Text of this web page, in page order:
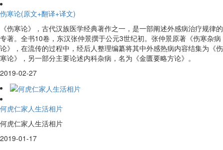
伤寒论(原文+翻译+译文)
《伤寒论》，古代汉族医学经典著作之一，是一部阐述外感病治疗规律的
专著。全书10卷，东汉张仲景撰于公元3世纪初。张仲景原著《伤寒杂病
论》，在流传的过程中，经后人整理编纂将其中外感热病内容结集为《伤
寒论》，另一部分主要论述内科杂病，名为《金匮要略方论》。
2019-02-27
何虎仁家人生活相片
何虎仁家人生活相片
2019-01-17